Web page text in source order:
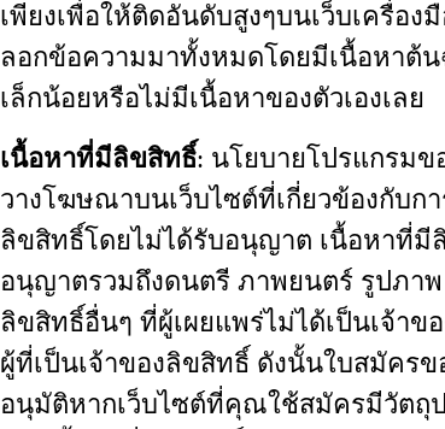
เพียงเพื่อให้ติดอันดับสูงๆบนเว็บเครื่อ
ลอกข้อความมาทั้งหมดโดยมีเนื้อหาต้น
เล็กน้อยหรือไม่มีเนื้อหาของตัวเองเลย
เนื้อหาที่มีลิขสิทธิ์: นโยบายโปรแกรมข
วางโฆษณาบนเว็บไซต์ที่เกี่ยวข้องกับก
ลิขสิทธิ์โดยไม่ได้รับอนุญาต เนื้อหาที่มี
อนุญาตรวมถึงดนตรี ภาพยนตร์ รูปภา
ลิขสิทธิ์อื่นๆ ที่ผู้เผยแพร่ไม่ได้เป็นเจ้าข
ผู้ที่เป็นเจ้าของลิขสิทธิ์ ดังนั้นใบสมัคร
อนุมัติหากเว็บไซต์ที่คุณใช้สมัครมีวัตถุ